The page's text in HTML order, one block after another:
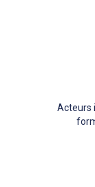
Acteurs